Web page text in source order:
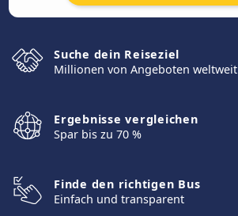
Suche dein Reiseziel
Millionen von Angeboten weltweit
Ergebnisse vergleichen
Spar bis zu 70 %
Finde den richtigen Bus
Einfach und transparent